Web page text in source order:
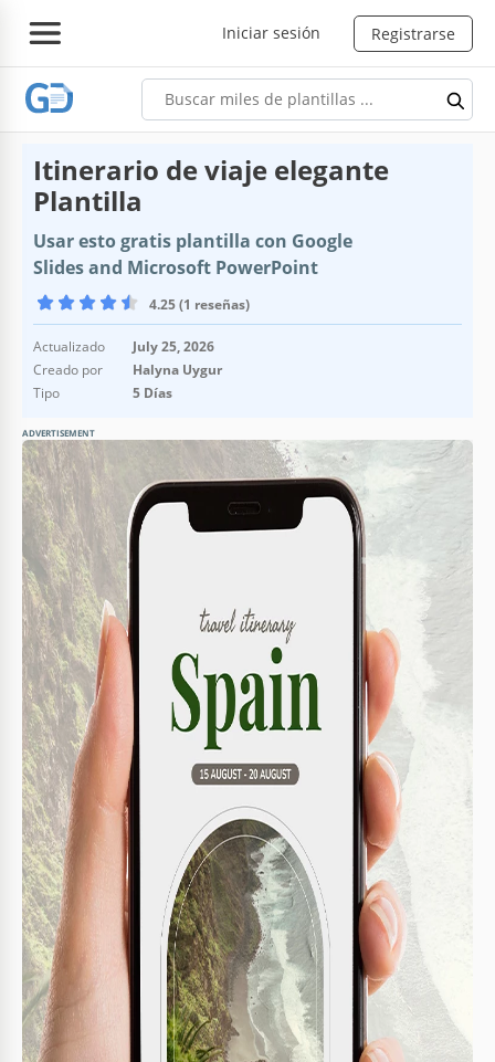
Iniciar sesión Registrarse
Itinerario de viaje elegante
Plantilla
Usar esto gratis plantilla con Google
Slides and Microsoft PowerPoint
4.25 (1 reseñas)
Actualizado
July 25, 2026
Creado por
Halyna Uygur
Tipo
5 Días
ADVERTISEMENT